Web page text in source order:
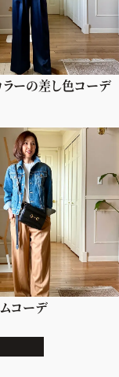
ラーの差し色コーデ
コーデ